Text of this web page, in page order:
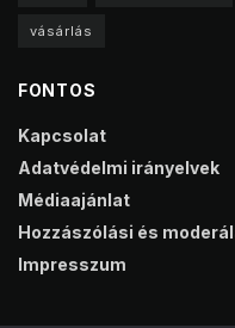
vásárlás
FONTOS
Kapcsolat
Adatvédelmi irányelvek
Médiaajánlat
Hozzászólási és
Impresszum